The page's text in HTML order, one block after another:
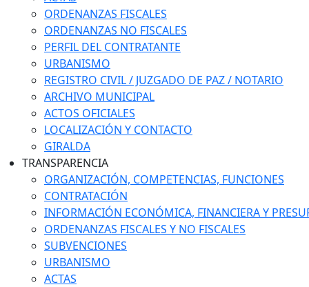
ORDENANZAS FISCALES
ORDENANZAS NO FISCALES
PERFIL DEL CONTRATANTE
URBANISMO
REGISTRO CIVIL / JUZGADO DE PAZ / NOTARIO
ARCHIVO MUNICIPAL
ACTOS OFICIALES
LOCALIZACIÓN Y CONTACTO
GIRALDA
TRANSPARENCIA
ORGANIZACIÓN, COMPETENCIAS, FUNCIONES
CONTRATACIÓN
INFORMACIÓN ECONÓMICA, FINANCIERA Y
ORDENANZAS FISCALES Y NO FISCALES
SUBVENCIONES
URBANISMO
ACTAS